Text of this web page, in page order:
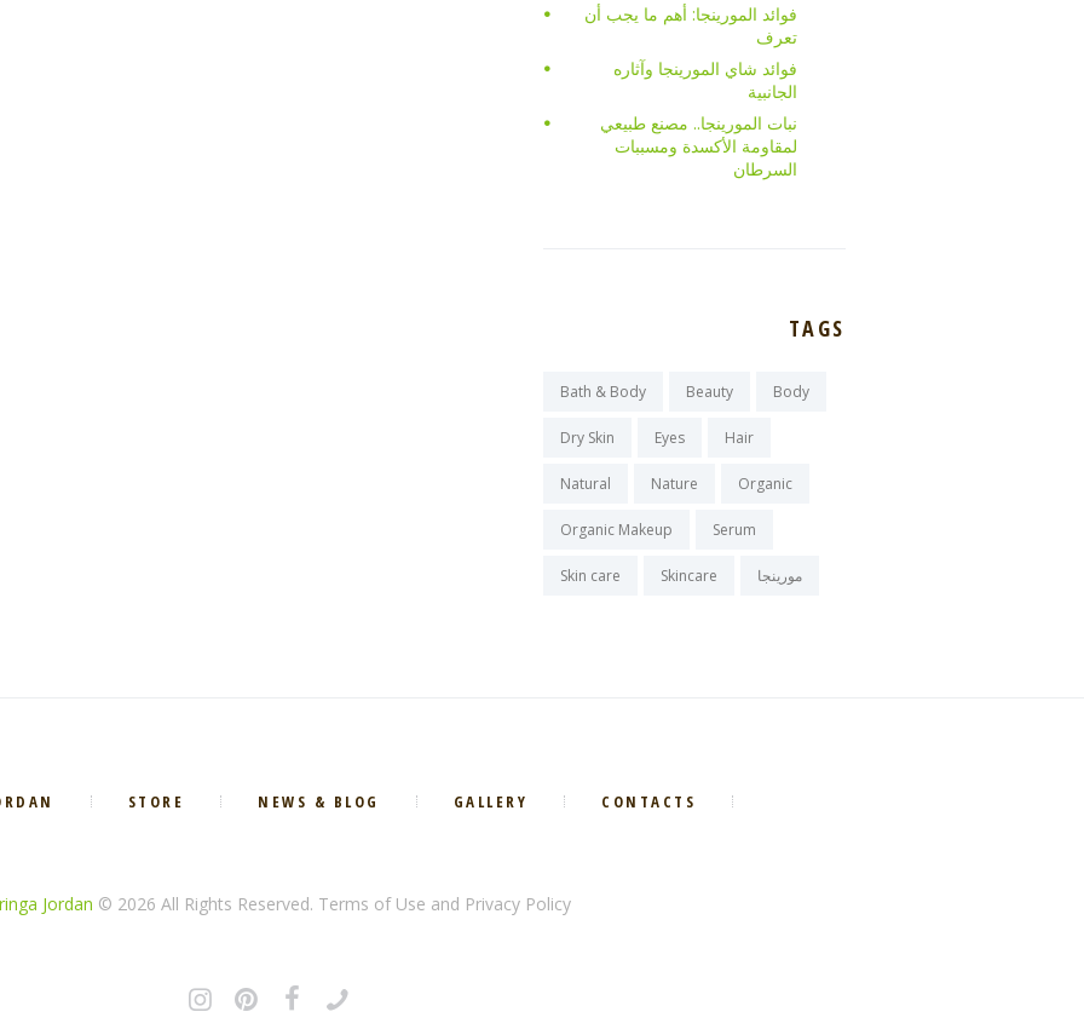
فوائد المورينجا: أهم ما يجب أن
تعرف
فوائد شاي المورينجا وآثاره
الجانبية
نبات المورينجا.. مصنع طبيعي
لمقاومة الأكسدة ومسببات
السرطان
TAGS
Bath & Body Beauty Body
Dry Skin Eyes Hair
Natural Nature Organic
Organic Makeup Serum
Skin care Skincare مورينجا
STORE NEWS & BLOG GALLERY CONTACTS
Jordan © 2026 All Rights Reserved. Terms of Use and Privacy Policy